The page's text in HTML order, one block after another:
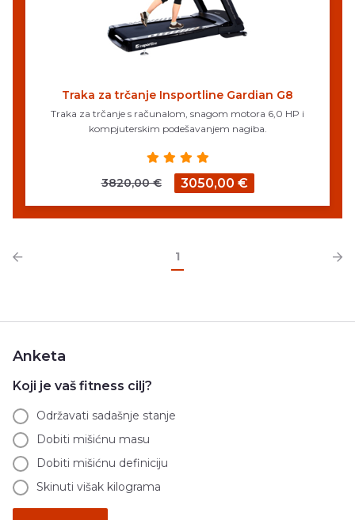
Traka za trčanje Insportline Gardian G8
Traka za trčanje s računalom, snagom motora 6,0 HP i
kompjuterskim podešavanjem nagiba.
3820,00 € 3050,00 €
1
Anketa
Koji je vaš fitness cilj?
Održavati sadašnje stanje
Dobiti mišićnu masu
Dobiti mišićnu definiciju
Skinuti višak kilograma